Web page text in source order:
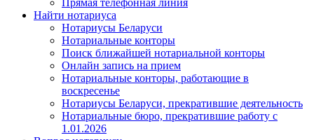
Найти нотариуса
Нотариусы Беларуси
Нотариальные конторы
Поиск ближайшей нотариальной конторы
Онлайн запись на прием
Нотариальные конторы, работающие в
воскресенье
Нотариусы Беларуси, прекратившие деятельность
Нотариальные бюро, прекратившие работу с
1.01.2026